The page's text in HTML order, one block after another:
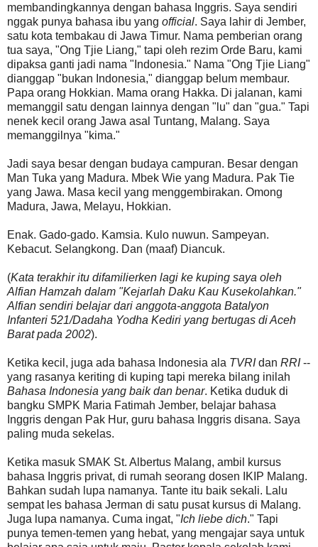
membandingkannya dengan bahasa Inggris. Saya sendiri
nggak punya bahasa ibu yang official. Saya lahir di Jember,
satu kota tembakau di Jawa Timur. Nama pemberian orang
tua saya, "Ong Tjie Liang," tapi oleh rezim Orde Baru, kami
dipaksa ganti jadi nama "Indonesia." Nama "Ong Tjie Liang"
dianggap "bukan Indonesia," dianggap belum membaur.
Papa orang Hokkian. Mama orang Hakka. Di jalanan, kami
memanggil satu dengan lainnya dengan "lu" dan "gua." Tapi
nenek kecil orang Jawa asal Tuntang, Malang. Saya
memanggilnya "kima."
Jadi saya besar dengan budaya campuran. Besar dengan
Man Tuka yang Madura. Mbek Wie yang Madura. Pak Tie
yang Jawa. Masa kecil yang menggembirakan. Omong
Madura, Jawa, Melayu, Hokkian.
Enak. Gado-gado. Kamsia. Kulo nuwun. Sampeyan.
Kebacut. Selangkong. Dan (maaf) Diancuk.
(Kata terakhir itu difamilierken lagi ke kuping saya oleh
Alfian Hamzah dalam "Kejarlah Daku Kau Kusekolahkan."
Alfian sendiri belajar dari anggota-anggota Batalyon
Infanteri 521/Dadaha Yodha Kediri yang bertugas di Aceh
Barat pada 2002).
Ketika kecil, juga ada bahasa Indonesia ala TVRIdan RRI--
yang rasanya keriting di kuping tapi mereka bilang inilah
Bahasa Indonesia yang baik dan benar. Ketika duduk di
bangku SMPK Maria Fatimah Jember, belajar bahasa
Inggris dengan Pak Hur, guru bahasa Inggris disana. Saya
paling muda sekelas.
Ketika masuk SMAK St. Albertus Malang, ambil kursus
bahasa Inggris privat, di rumah seorang dosen IKIP Malang.
Bahkan sudah lupa namanya. Tante itu baik sekali. Lalu
sempat les bahasa Jerman di satu pusat kursus di Malang.
Juga lupa namanya. Cuma ingat, "Ich liebe dich." Tapi
punya temen-temen yang hebat, yang mengajar saya untuk